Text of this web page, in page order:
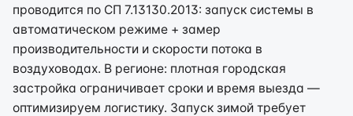
проводится по СП 7.13130.2013: запуск системы в
автоматическом режиме + замер
производительности и скорости потока в
воздуховодах. В регионе: плотная городская
застройка ограничивает сроки и время выезда —
оптимизируем логистику. Запуск зимой требует